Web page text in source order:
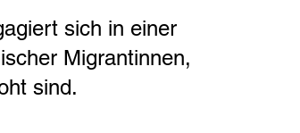
sich in einer
Migrantinnen,
sind.